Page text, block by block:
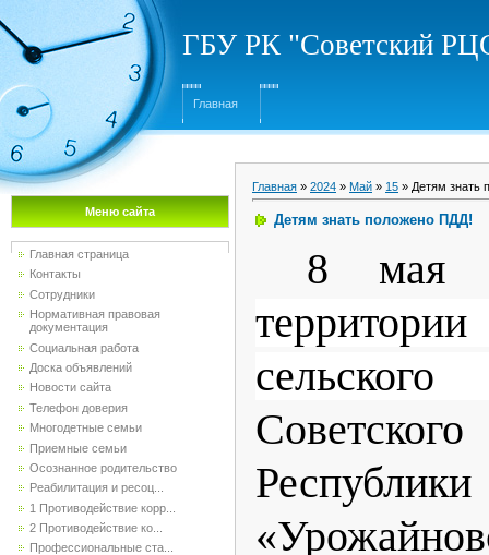
ГБУ РК "Советский
Главная
Меню сайта
Главная страница
Контакты
Сотрудники
Нормативная правовая
документация
Социальная работа
Доска объявлений
Новости сайта
Телефон доверия
Многодетные семьи
Приемные семьи
Осознанное родительство
Реабилитация и ресоц...
1 Противодействие корр...
2 Противодействие ко...
Профессиональные ста...
Главная » 2024 » Май » 15 » Детям знать
Детям знать положено ПДД!
8 мая